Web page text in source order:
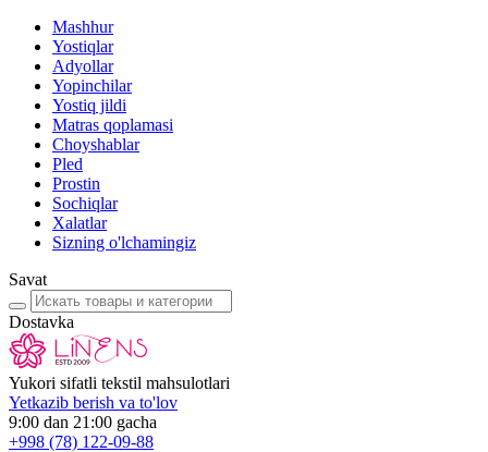
Mashhur
Yostiqlar
Adyollar
Yopinchilar
Yostiq jildi
Matras qoplamasi
Choyshablar
Pled
Prostin
Sochiqlar
Xalatlar
Sizning o'lchamingiz
Savat
Dostavka
Yukori sifatli tekstil mahsulotlari
Yetkazib berish va to'lov
9:00 dan 21:00 gacha
+998 (78) 122-09-88